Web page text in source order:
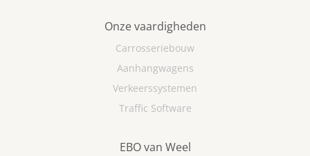
Onze vaardigheden
Carrosseriebouw
Aanhangwagens
Verkeerssystemen
Traffic Software
EBO van Weel